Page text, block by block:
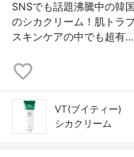
SNSでも話題沸騰中の韓
のシカクリーム！肌トラ
スキンケアの中でも超有…
VT(ブイティー)
シカクリーム